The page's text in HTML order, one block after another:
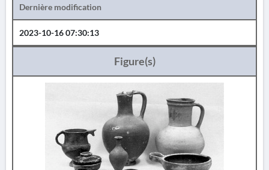
Dernière modification
2023-10-16 07:30:13
Figure(s)